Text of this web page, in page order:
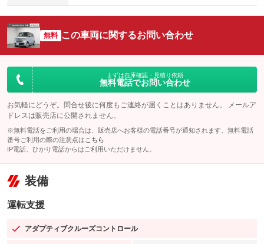
無料 この車両に関するお問い合わせ
まずは在庫確認・見積り依頼
無料電話でお問い合わせ
お気軽にどうぞ。問合せ後に何度もご連絡が届くことはありません。 メールア
ドレスは販売店に公開されません。
※無料電話をご利用の場合は、販売店へお客様の電話番号が通知されます。無料電話
番号ご利用の際の注意点は こちら
IP電話、ひかり電話からはご利用いただけません。
装備
運転支援
アダプティブクルーズコントロール
：装備あり